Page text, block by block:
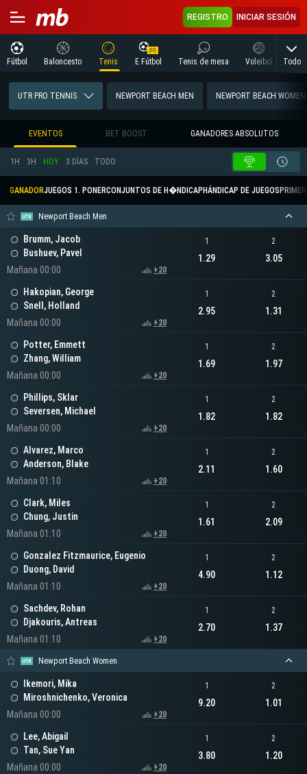
REGISTRO INICIAR SESIÓN
Fútbol Baloncesto Tenis E Fútbol Tenis de mesa Voleibol Todo
UTR PRO TENNIS NEWPORT BEACH MEN NEWPORT BEACH WOMEN
EVENTOS BET BOOST GANADORES ABSOLUTOS
1H 3H HOY 3 DÍAS TODO
GANADORJUEGOS 1. PONERCONJUNTOS DE H�NDICAP HÁNDICAP DE JUEGOS
Newport Beach Men
Brumm, Jacob
Bushuev, Pavel
Mañana 00:00
+20
1
1.29
2
3.05
Hakopian, George
Snell, Holland
Mañana 00:00
+20
1
2.95
2
1.31
Potter, Emmett
Zhang, William
Mañana 00:00
+20
1
1.69
2
1.97
Phillips, Sklar
Seversen, Michael
Mañana 00:00
+20
1
1.82
2
1.82
Alvarez, Marco
Anderson, Blake
Mañana 01:10
+20
1
2.11
2
1.60
Clark, Miles
Chung, Justin
Mañana 01:10
+20
1
1.61
2
2.09
Gonzalez Fitzmaurice, Eugenio
Duong, David
Mañana 01:10
+20
1
4.90
2
1.12
Sachdev, Rohan
Djakouris, Antreas
Mañana 01:10
+20
1
2.70
2
1.37
Newport Beach Women
Ikemori, Mika
Miroshnichenko, Veronica
Mañana 00:00
+20
1
9.20
2
1.01
Lee, Abigail
Tan, Sue Yan
Mañana 00:00
+20
1
3.80
2
1.20